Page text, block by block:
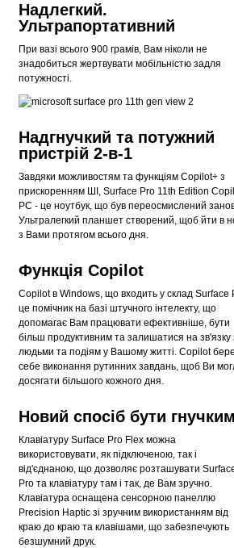
Надлегкий.
Ультрапортативний
При вазі всього 900 грамів, Вам ніколи не
знадобиться жертвувати мобільністю задля
потужності.
Надгнучкий та потужний
пристрій 2-в-1
Завдяки можливостям та функціям Copilot+ з
прискоренням ШІ, Surface Pro 11th Edition
PC - це ноутбук, що був переосмислений
Ультралегкий планшет створений, щоб йти в
з Вами протягом всього дня.
Функція Copilot
Copilot в Windows, що входить у склад Surface
це помічник на базі штучного інтелекту, що
допомагає Вам працювати ефективніше, бути
більш продуктивним та залишатися на зв'язку
людьми та подіям у Вашому житті. Copilot
себе виконання рутинних завдань, щоб Ви
досягати більшого кожного дня.
Новий спосіб бути гнучким
Клавіатуру Surface Pro Flex можна
використовувати, як підключеною, так і
від'єднаною, що дозволяє розташувати
Pro та клавіатуру там і так, де Вам зручно.
Клавіатура оснащена сенсорною панеллю
Precision Haptic зі зручним використанням від
краю до краю та клавішами, що забезпечують
безшумний друк.